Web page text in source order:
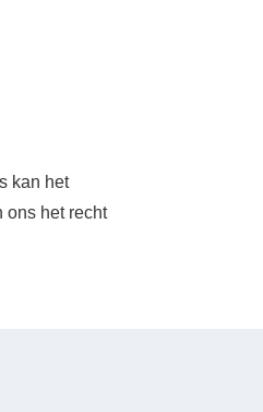
kan het
ons het recht